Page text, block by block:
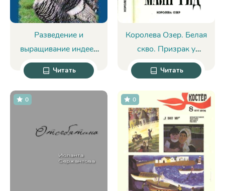
Разведение и
выращивание индеек
- Илья Мельников
Читать
Королева Озер. Белая
скво. Призрак у
ворот. Рассказы. -
Майн Рид
Читать
0 0